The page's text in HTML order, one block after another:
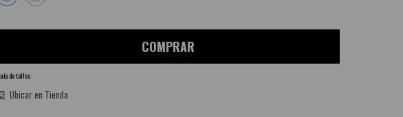
COMPRAR
de talles
Ubicar en Tienda